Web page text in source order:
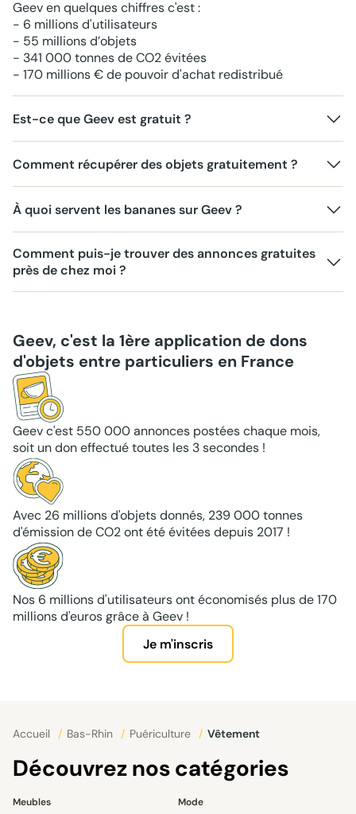
Geev en quelques chiffres c'est :
- 6 millions d'utilisateurs
- 55 millions d’objets
- 341 000 tonnes de CO2 évitées
- 170 millions € de pouvoir d'achat redistribué
Est-ce que Geev est gratuit ?
Comment récupérer des objets gratuitement ?
À quoi servent les bananes sur Geev ?
Comment puis-je trouver des annonces gratuites
près de chez moi ?
Geev, c'est la 1ère application de dons
d'objets entre particuliers en France
Geev c'est 550 000 annonces postées chaque mois,
soit un don effectué toutes les 3 secondes !
Avec 26 millions d'objets donnés, 239 000 tonnes
d'émission de CO2 ont été évitées depuis 2017 !
Nos 6 millions d'utilisateurs ont économisés plus de 170
millions d'euros grâce à Geev !
Je m'inscris
Accueil / Bas-Rhin / Puériculture / Vêtement
Découvrez nos catégories
Meubles
Mode